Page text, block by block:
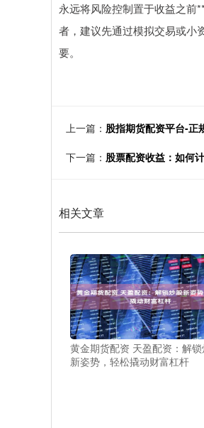
永远将风险控制置于收益之前
者，建议先通过模拟交易或小
要。
上一篇： 股指期货配资平台-正
下一篇： 股票配资收益：如何
相关文章
黄金期货配资 天盈配资：解锁
新姿势，轻松撬动财富杠杆